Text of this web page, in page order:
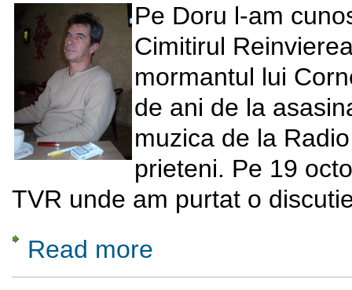
Pe Doru l-am
Cimitirul
mormantul lui
de ani de la
muzica de la
prieteni. Pe 19
TVR unde am purtat o
Read more